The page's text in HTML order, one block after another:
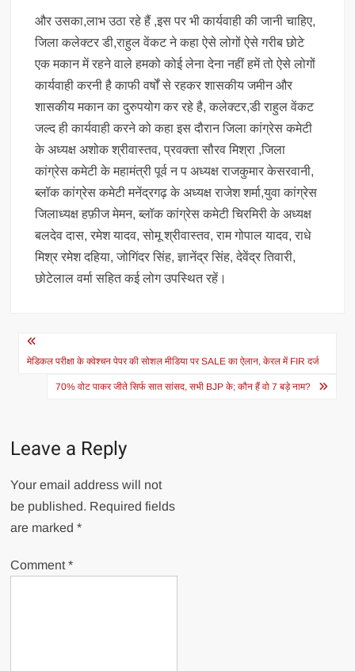
और उसका,लाभ उठा रहे हैं ,इस पर भी कार्यवाही की जानी चाहिए,
जिला कलेक्टर डी,राहुल वेंकट ने कहा ऐसे लोगों ऐसे गरीब छोटे
एक मकान में रहने वाले हमको कोई लेना देना नहीं हमें तो ऐसे लोगों
कार्यवाही करनी है काफी वर्षों से रहकर शासकीय जमीन और
शासकीय मकान का दुरुपयोग कर रहे है, कलेक्टर,डी राहुल वेंकट
जल्द ही कार्यवाही करने को कहा इस दौरान जिला कांग्रेस कमेटी
के अध्यक्ष अशोक श्रीवास्तव, प्रवक्ता सौरव मिश्रा ,जिला
कांग्रेस कमेटी के महामंत्री पूर्व न प अध्यक्ष राजकुमार केसरवानी,
ब्लॉक कांग्रेस कमेटी मनेंद्रगढ़ के अध्यक्ष राजेश शर्मा,युवा कांग्रेस
जिलाध्यक्ष हफ़ीज मेमन, ब्लॉक कांग्रेस कमेटी चिरमिरी के अध्यक्ष
बलदेव दास, रमेश यादव, सोमू श्रीवास्तव, राम गोपाल यादव, राधे
मिश्र रमेश दहिया, जोगिंदर सिंह, ज्ञानेंद्र सिंह, देवेंद्र तिवारी,
छोटेलाल वर्मा सहित कई लोग उपस्थित रहें।
Post
navigation
मेडिकल परीक्षा के क्वेश्चन पेपर की सोशल मीडिया पर SALE का ऐलान, केरल में FIR दर्ज
70% वोट पाकर जीते सिर्फ सात सांसद, सभी BJP के; कौन हैं वो 7 बड़े नाम?
Leave a Reply
Your email address will not
be published. Required fields
are marked*
Comment*